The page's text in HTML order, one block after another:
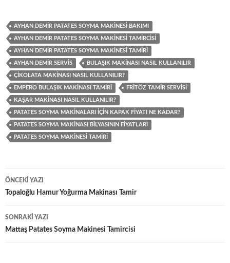
AYHAN DEMIR PATATES SOYMA MAKINESI BAKIMI
AYHAN DEMIR PATATES SOYMA MAKINESI TAMIRCISI
AYHAN DEMIR PATATES SOYMA MAKINESI TAMIRI
AYHAN DEMIR SERVIS BULAŞIK MAKINASI NASIL KULLANILIR
ÇIKOLATA MAKINASI NASIL KULLANILIR?
EMPERO BULAŞIK MAKINASI TAMIRI FRITÖZ TAMIR SERVISI
KAŞAR MAKINASI NASIL KULLANILIR?
PATATES SOYMA MAKINALARI IÇIN KAPAK FIYATI NE KADAR?
PATATES SOYMA MAKINASI BILYASININ FIYATLARI
PATATES SOYMA MAKINESI TAMIRI
Yazı
dolaşımı
ÖNCEKI YAZI
Topaloğlu Hamur Yoğurma Makinası Tamir
SONRAKI YAZI
Mattaş Patates Soyma Makinesi Tamircisi